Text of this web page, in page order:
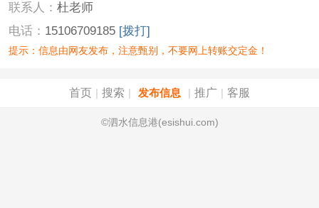
联系人：杜老师
电话： 15106709185 [拨打]
提示：信息由网友发布，注意甄别，不要网上转账交定金！
首页 搜索 发布信息 推广 客服
©泗水信息港(esishui.com)